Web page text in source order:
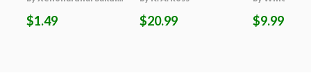
$1.49 $20.99 $9.99